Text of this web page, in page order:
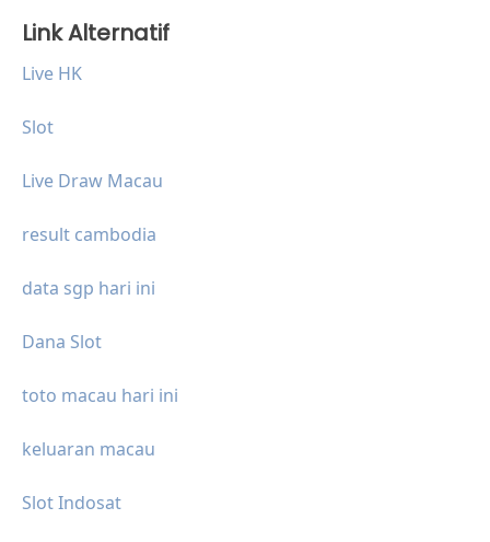
Link Alternatif
Live HK
Slot
Live Draw Macau
result cambodia
data sgp hari ini
Dana Slot
toto macau hari ini
keluaran macau
Slot Indosat